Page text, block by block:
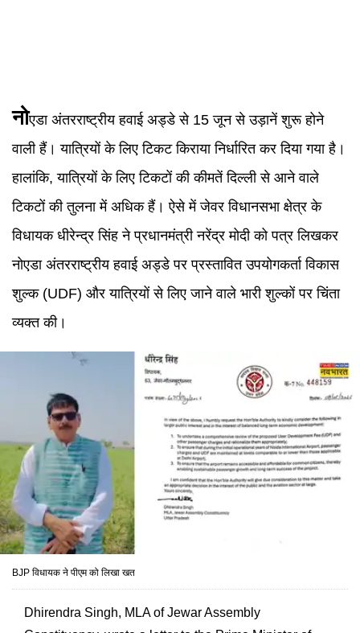
नोएडा अंतरराष्ट्रीय हवाई अड्डे से 15 जून से उड़ानें शुरू होने
वाली हैं। यात्रियों के लिए टिकट किराया निर्धारित कर दिया गया है।
हालांकि, यात्रियों के लिए टिकटों की कीमतें दिल्ली से आने वाले
टिकटों की तुलना में अधिक हैं। ऐसे में जेवर विधानसभा क्षेत्र के
विधायक धीरेन्द्र सिंह ने प्रधानमंत्री नरेंद्र मोदी को पत्र लिखकर
नोएडा अंतरराष्ट्रीय हवाई अड्डे पर प्रस्तावित उपयोगकर्ता विकास
शुल्क (UDF) और यात्रियों से लिए जाने वाले भारी शुल्कों पर चिंता
व्यक्त की।
BJP विधायक ने पीएम को लिखा खत
Dhirendra Singh, MLA of Jewar Assembly